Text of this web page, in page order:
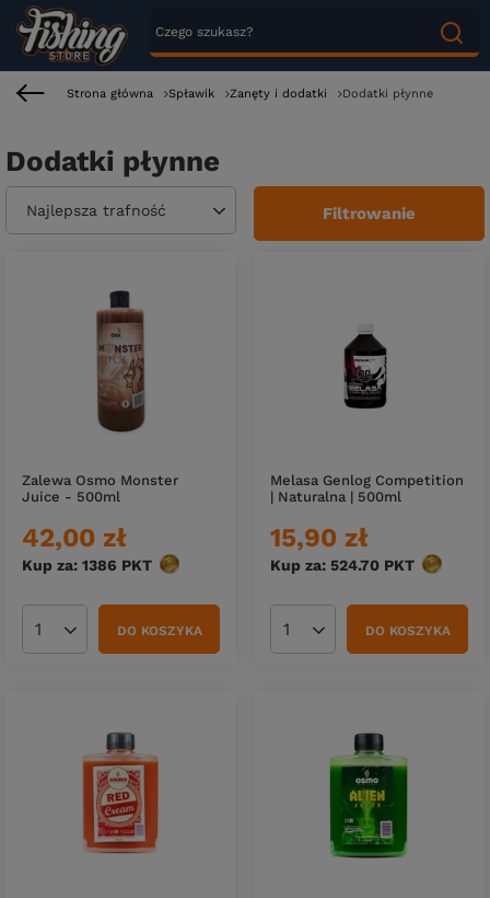
Strona główna Spławik Zanęty i dodatki Dodatki płynne
Dodatki płynne
Zmień sortowanie
Najlepsza trafność Filtrowanie
Zalewa Osmo Monster
Juice - 500ml
42,00 zł
Kup za: 1386 PKT punktów
Ilość produktówDO KOSZYKA
Melasa Genlog Competition
| Naturalna | 500ml
15,90 zł
Kup za: 524.70 PKT punktów
Ilość produktówDO KOSZYKA